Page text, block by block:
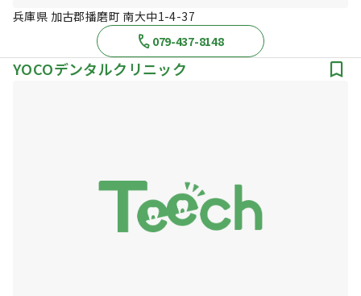
兵庫県 加古郡播磨町 南大中1-4-37
079-437-8148
YOCOデンタルクリニック